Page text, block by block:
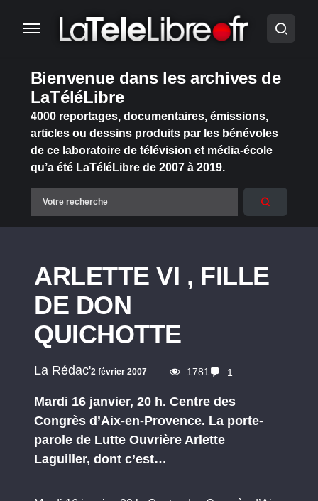
Bienvenue dans les archives de
LaTéléLibre
4000 reportages, documentaires, émissions,
articles ou dessins produits par les bénévoles
de ce laboratoire de télévision et média-école
qu’a été LaTéléLibre de 2007 à 2019.
ARLETTE VI , FILLE
DE DON
QUICHOTTE
La Rédac'2 février 2007 1781 1
Mardi 16 janvier, 20 h. Centre des
Congrès d’Aix-en-Provence. La porte-
parole de Lutte Ouvrière Arlette
Laguiller, dont c’est…